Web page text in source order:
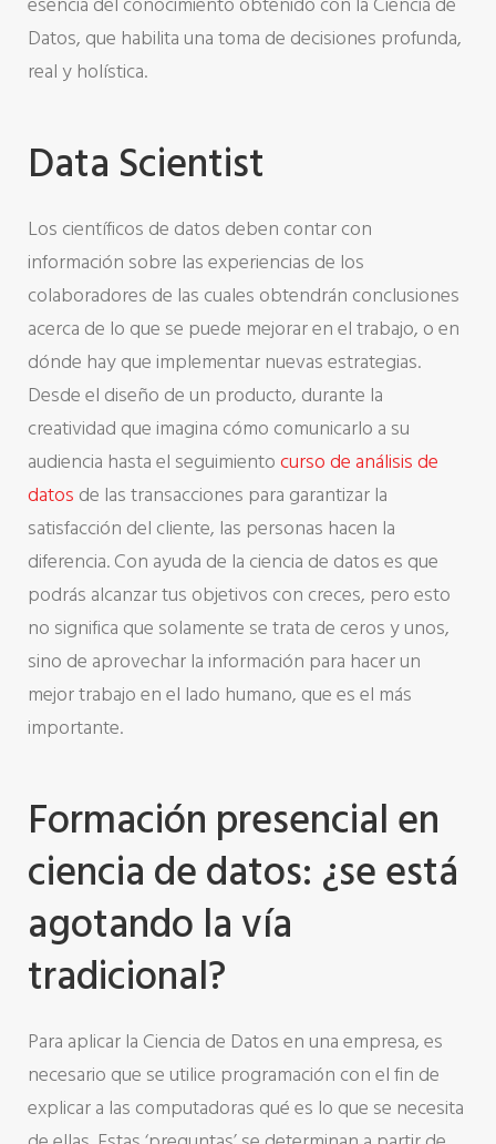
Datos, que habilita una toma de decisiones profunda,
real y holística.
Data Scientist
Los científicos de datos deben contar con
información sobre las experiencias de los
colaboradores de las cuales obtendrán conclusiones
acerca de lo que se puede mejorar en el trabajo, o en
dónde hay que implementar nuevas estrategias.
Desde el diseño de un producto, durante la
creatividad que imagina cómo comunicarlo a su
audiencia hasta el seguimientocurso de análisis de
datos de las transacciones para garantizar la
satisfacción del cliente, las personas hacen la
diferencia. Con ayuda de la ciencia de datos es que
podrás alcanzar tus objetivos con creces, pero esto
no significa que solamente se trata de ceros y unos,
sino de aprovechar la información para hacer un
mejor trabajo en el lado humano, que es el más
importante.
Formación presencial en
ciencia de datos: ¿se está
agotando la vía
tradicional?
Para aplicar la Ciencia de Datos en una empresa, es
necesario que se utilice programación con el fin de
explicar a las computadoras qué es lo que se necesita